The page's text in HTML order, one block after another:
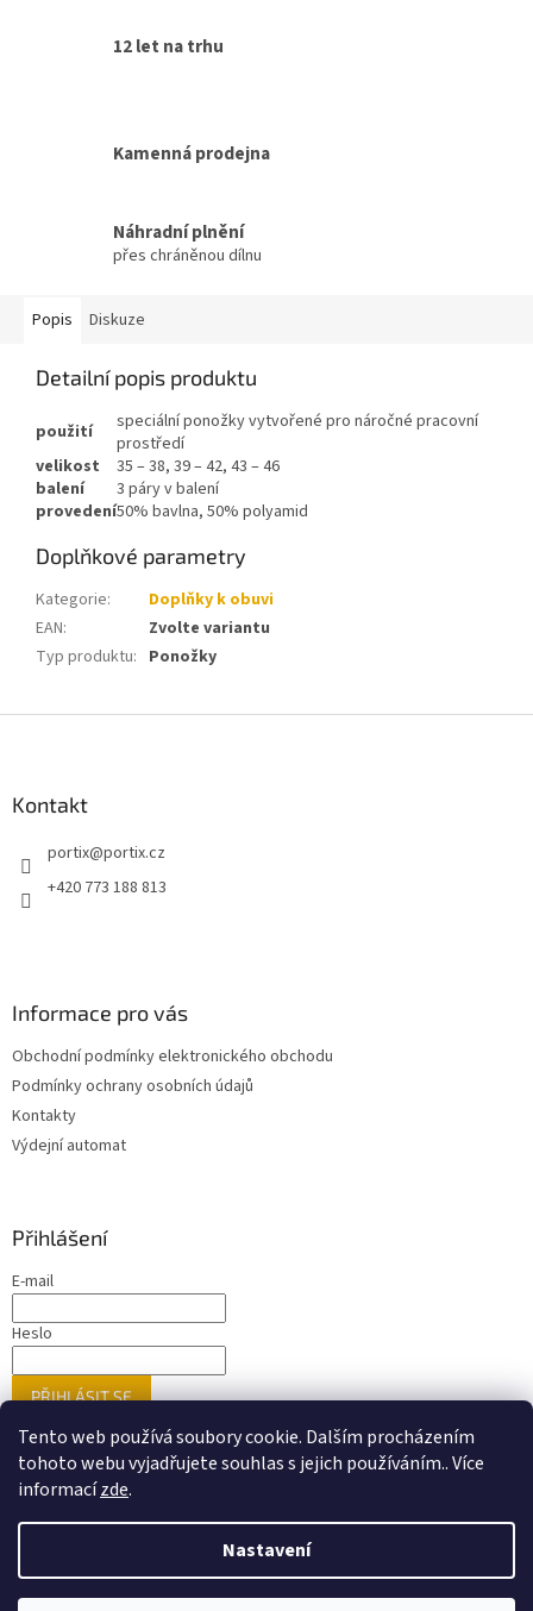
Tento web používá soubory cookie. Dalším procházením
tohoto webu vyjadřujete souhlas s jejich používáním.. Více
informacízde.
Nastavení
Upozorňujeme zákazníky, že ne veškeré zboží prezentované na
našem webu je dostupné přímo na prodejnách. Doporučujeme
12 let na trhu
Kamenná prodejna
Náhradní plnění
přes chráněnou dílnu
Popis Diskuze
Detailní popis produktu
použití
speciální ponožky vytvořené pro náročné pracovní
prostředí
velikost
35 – 38, 39 – 42, 43 – 46
balení
3 páry v balení
provedení50% bavlna, 50% polyamid
Doplňkové parametry
Kategorie:
Doplňky k obuvi
EAN:
Zvolte variantu
Typ produktu: Ponožky
Kontakt
portix@portix.cz
+420 773 188 813
Informace pro vás
Obchodní podmínky elektronického obchodu
Podmínky ochrany osobních údajů
Kontakty
Výdejní automat
Přihlášení
E-mail
Heslo
PŘIHLÁSIT SE
Nová registraceZapomenuté heslo
Nastavil tým EshopyUmíme.cz